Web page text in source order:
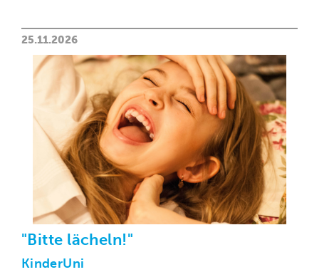
25.11.2026
"Bitte lächeln!"
KinderUni